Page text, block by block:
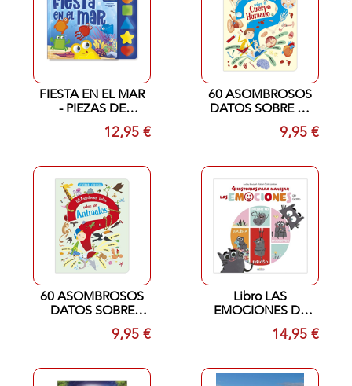
FIESTA EN EL MAR
- PIEZAS DE
MADERA12,95 €
60 ASOMBROSOS
DATOS SOBRE EL
CUERPO HUMANO
9,95 €
60 ASOMBROSOS
DATOS SOBRE
LOS ANIMALES
9,95 €
Libro LAS
EMOCIONES DE
GATITO14,95 €